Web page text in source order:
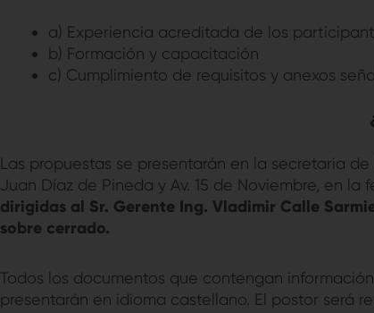
a) Experiencia acreditada de los
b) Formación y capacitación
c) Cumplimiento de requisitos y anexos
Las propuestas se presentarán en la secretaria
Juan Díaz de Pineda y Av. 15 de Noviembre, en
dirigidas al Sr. Gerente Ing. Vladimir Calle
sobre cerrado.
Todos los documentos que contengan
presentarán en idioma castellano. El postor será